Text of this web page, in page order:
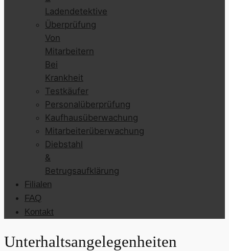
Ladendetektive
Überprüfung
Von
Mitarbeitern
Bei
Krankheit
Testkäufer
Personalüberprüfung
Kaufhausüberwachung
Mitarbeiterüberwachung
Diebstahl
&
Betrugsaufklärung
Filialen
FAQ
Kontakt
Unterhaltsangelegenheiten